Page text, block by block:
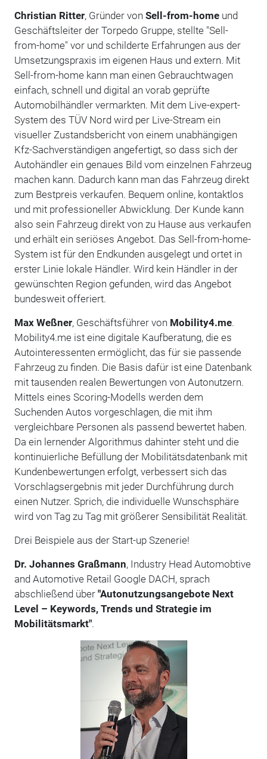
Christian Ritter, Gründer von Sell-from-home und
Geschäftsleiter der Torpedo Gruppe, stellte "Sell-
from-home" vor und schilderte Erfahrungen aus der
Umsetzungspraxis im eigenen Haus und extern. Mit
Sell-from-home kann man einen Gebrauchtwagen
einfach, schnell und digital an vorab geprüfte
Automobilhändler vermarkten. Mit dem Live-expert-
System des TÜV Nord wird per Live-Stream ein
visueller Zustandsbericht von einem unabhängigen
Kfz-Sachverständigen angefertigt, so dass sich der
Autohändler ein genaues Bild vom einzelnen Fahrzeug
machen kann. Dadurch kann man das Fahrzeug direkt
zum Bestpreis verkaufen. Bequem online, kontaktlos
und mit professioneller Abwicklung. Der Kunde kann
also sein Fahrzeug direkt von zu Hause aus verkaufen
und erhält ein seriöses Angebot. Das Sell-from-home-
System ist für den Endkunden ausgelegt und ortet in
erster Linie lokale Händler. Wird kein Händler in der
gewünschten Region gefunden, wird das Angebot
bundesweit offeriert.
Max Weßner, Geschäftsführer von Mobility4.me.
Mobility4.me ist eine digitale Kaufberatung, die es
Autointeressenten ermöglicht, das für sie passende
Fahrzeug zu finden. Die Basis dafür ist eine Datenbank
mit tausenden realen Bewertungen von Autonutzern.
Mittels eines Scoring-Modells werden dem
Suchenden Autos vorgeschlagen, die mit ihm
vergleichbare Personen als passend bewertet haben.
Da ein lernender Algorithmus dahinter steht und die
kontinuierliche Befüllung der Mobilitätsdatenbank mit
Kundenbewertungen erfolgt, verbessert sich das
Vorschlagsergebnis mit jeder Durchführung durch
einen Nutzer. Sprich, die individuelle Wunschsphäre
wird von Tag zu Tag mit größerer Sensibilität Realität.
Drei Beispiele aus der Start-up Szenerie!
Dr. Johannes Graßmann, Industry Head Automobtive
and Automotive Retail Google DACH, sprach
abschließend über "Autonutzungsangebote Next
Level – Keywords, Trends und Strategie im
Mobilitätsmarkt".